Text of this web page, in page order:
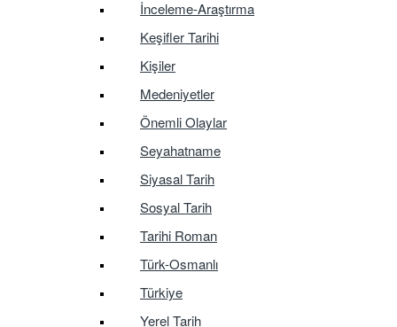
İnceleme-Araştırma
Keşifler Tarihi
Kişiler
Medeniyetler
Önemli Olaylar
Seyahatname
Siyasal Tarih
Sosyal Tarih
Tarihi Roman
Türk-Osmanlı
Türkiye
Yerel Tarih